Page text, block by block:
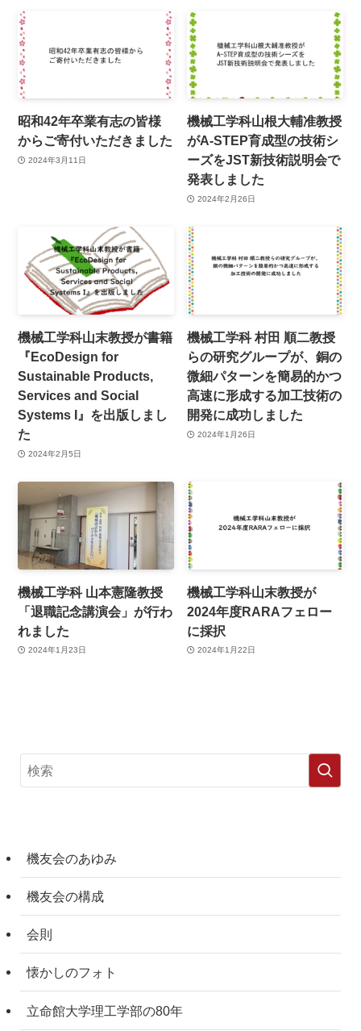
昭和42年卒業有志の皆様
からご寄付いただきました
2024年3月11日
機械工学科山根大輔准教授
がA-STEP育成型の技術シ
ーズをJST新技術説明会で
発表しました
2024年2月26日
機械工学科山末教授が書籍
『EcoDesign for
Sustainable Products,
Services and Social
Systems I』を出版しまし
た
2024年2月5日
機械工学科 村田 順二教授
らの研究グループが、銅の
微細パターンを簡易的かつ
高速に形成する加工技術の
開発に成功しました
2024年1月26日
機械工学科 山本憲隆教授
「退職記念講演会」が行わ
れました
2024年1月23日
機械工学科山末教授が
2024年度RARAフェロー
に採択
2024年1月22日
機友会のあゆみ
機友会の構成
会則
懐かしのフォト
立命館大学理工学部の80年